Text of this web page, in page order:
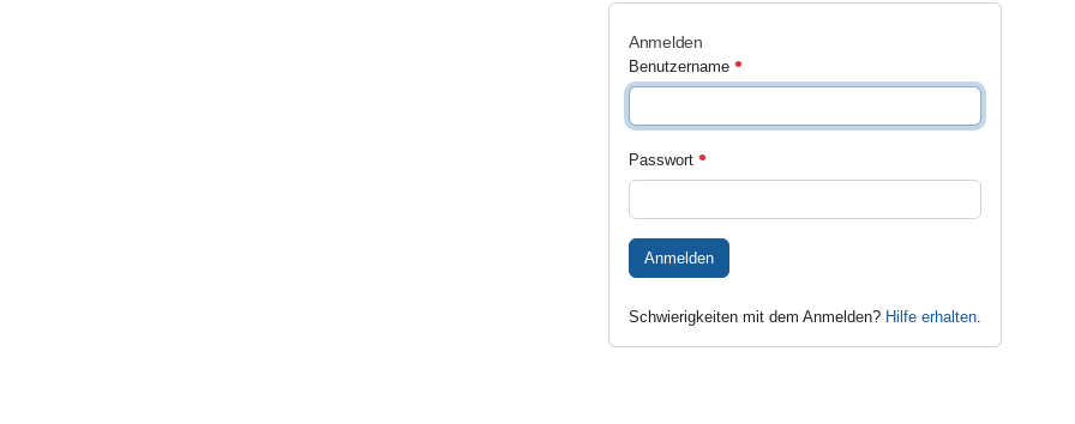
Anmelden
Benutzername
Passwort
Anmelden
Schwierigkeiten mit dem Anmelden? Hilfe erhalten.